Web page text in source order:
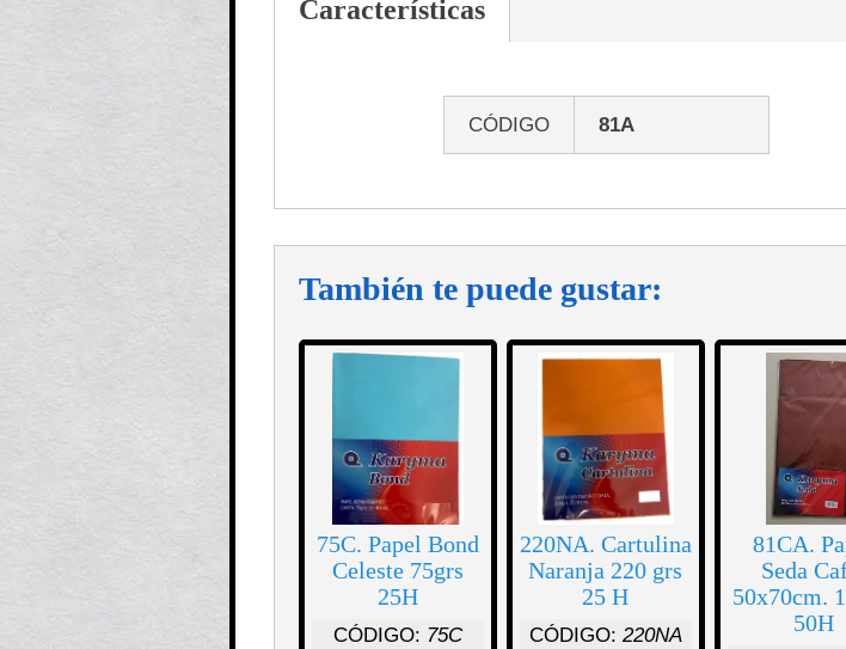
Características
CÓDIGO 81A
También te puede gustar:
75C. Papel Bond
Celeste 75grs
25H
CÓDIGO: 75C
220NA. Cartulina
Naranja 220 grs
25 H
CÓDIGO: 220NA
81CA.
Seda
50x70cm.
50H